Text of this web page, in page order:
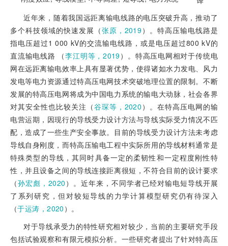
近年来，随着我国远距离输电线路的电压突破升高，推动了
多个科技领域的快速发展（张原，2019）。特高压输电线路是
指电压超过1 000 kV的交流输电线路，或是电压超过800 kV的
直流输电线路 （李江明等，2019）。特高压电网相对于传统电
网在远距离输电效率上具有显著优势，使得诸如水力发电、风力
发电等电力资源通过特高压电网技术突破地理位置的限制。不断
发展的特高压电网将成为中国电力系统的输电大动脉，社会各界
对其安全性也比较关注（谷琛等，2020 ）。在特高压电网的输
电营运期，因现行的导线受力设计方法与导线实际受力情况不匹
配，造成了一些生产安全事故。目前的导线受力设计方法未考虑
导线自身刚度，而特高压输电工程中实际所用的导线材料通常是
特殊类型的导线，其同时具备一定的柔韧性和一定程度刚性特
性，并且设备之间的导线连接距离很短，不符合目前的设计要求
（孙宏彪，2020 ）。近年来，不同学者已经对输电短导线开展
了系列研究，但对较短导线的力学计算模型研究仍有待深入
（于运涛，2020 ）。
对于导线承受力的特性研究相对较少，当前的主要研究手段
包括试验观察和有限元模拟分析。一些研究者提出了针对特高压